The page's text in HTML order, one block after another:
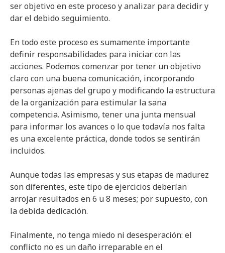
ser objetivo en este proceso y analizar para decidir y
dar el debido seguimiento.
En todo este proceso es sumamente importante
definir responsabilidades para iniciar con las
acciones. Podemos comenzar por tener un objetivo
claro con una buena comunicación, incorporando
personas ajenas del grupo y modificando la estructura
de la organización para estimular la sana
competencia. Asimismo, tener una junta mensual
para informar los avances o lo que todavía nos falta
es una excelente práctica, donde todos se sentirán
incluidos.
Aunque todas las empresas y sus etapas de madurez
son diferentes, este tipo de ejercicios deberían
arrojar resultados en 6 u 8 meses; por supuesto, con
la debida dedicación.
Finalmente, no tenga miedo ni desesperación: el
conflicto no es un daño irreparable en el